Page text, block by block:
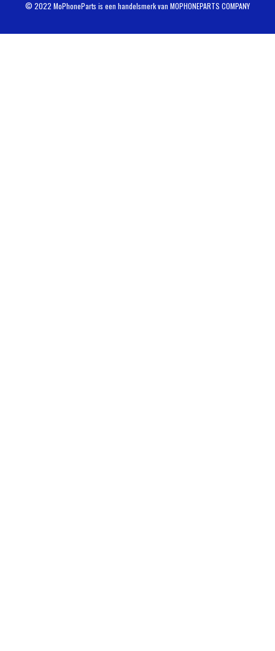
© 2022 MoPhoneParts is een handelsmerk van MOPHONEPARTS COMPANY